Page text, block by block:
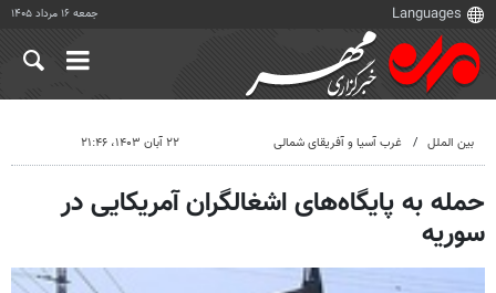
جمعه ۱۶ مرداد ۱۴۰۵
بین الملل غرب آسیا و آفریقای شمالی ۲۲ آبان ۱۴۰۳، ۲۱:۴۶
حمله به پایگاه‌های اشغالگران آمریکایی در
سوریه